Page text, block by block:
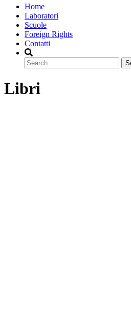
Home
Laboratori
Scuole
Foreign Rights
Contatti
Search
Libri